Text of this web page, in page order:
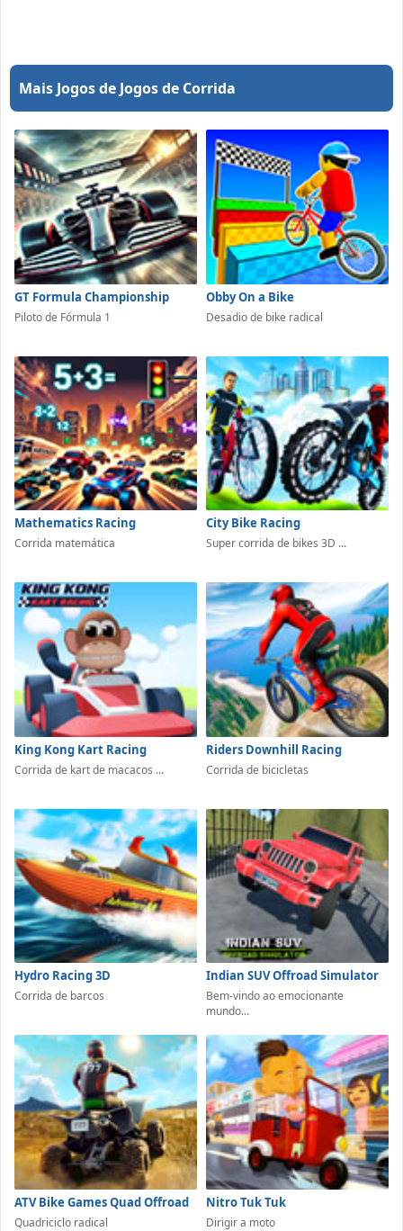
Mais Jogos de Jogos de Corrida
GT Formula Championship
Piloto de Fórmula 1
Obby On a Bike
Desadio de bike radical
Mathematics Racing
Corrida matemática
City Bike Racing
Super corrida de bikes 3D ...
King Kong Kart Racing
Corrida de kart de macacos ...
Riders Downhill Racing
Corrida de bicicletas
Hydro Racing 3D
Corrida de barcos
Indian SUV Offroad Simulator
Bem-vindo ao emocionante
mundo...
ATV Bike Games Quad Offroad
Quadriciclo radical
Nitro Tuk Tuk
Dirigir a moto